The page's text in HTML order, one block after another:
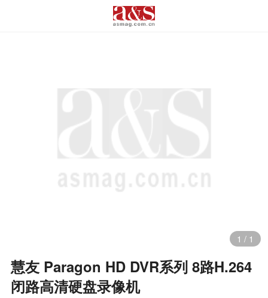
1 / 1
慧友 Paragon HD DVR系列 8路H.264
闭路高清硬盘录像机